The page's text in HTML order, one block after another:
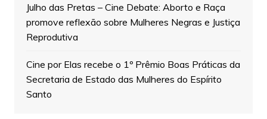
Julho das Pretas – Cine Debate: Aborto e Raça
promove reflexão sobre Mulheres Negras e Justiça
Reprodutiva
Cine por Elas recebe o 1º Prêmio Boas Práticas da
Secretaria de Estado das Mulheres do Espírito
Santo